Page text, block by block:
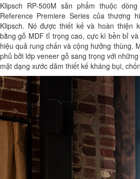
Klipsch RP-500M sản phẩm thuộc
Reference Premiere Series của thương
Klipsch. Nó được thiết kế và hoàn thiện
bằng gỗ MDF tỉ trọng cao, cực kì bền bỉ
hiệu quả rung chấn và cộng hưởng thùng.
phủ bởi lớp veneer gỗ sang trọng với
mặt dạng xước dăm thiết kế kháng bụi,